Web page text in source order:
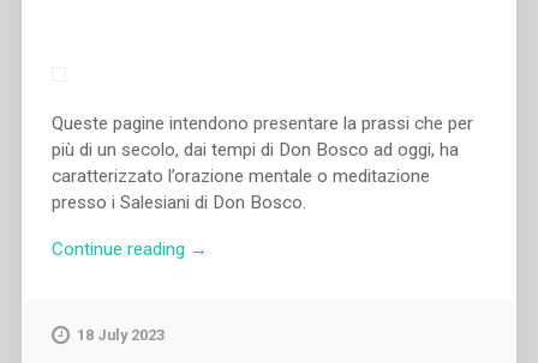
Queste pagine intendono presentare la prassi che per
più di un secolo, dai tempi di Don Bosco ad oggi, ha
caratterizzato l’orazione mentale o meditazione
presso i Salesiani di Don Bosco.
Continue reading “Juan
→
18 July 2023